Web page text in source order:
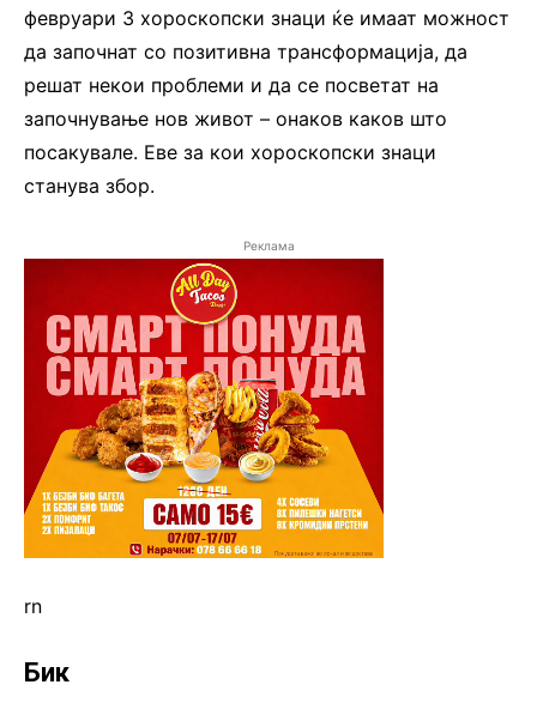
февруари 3 хороскопски знаци ќе имаат можност
да започнат со позитивна трансформација, да
решат некои проблеми и да се посветат на
започнување нов живот – онаков каков што
посакувале. Еве за кои хороскопски знаци
станува збор.
Реклама
rn
Бик